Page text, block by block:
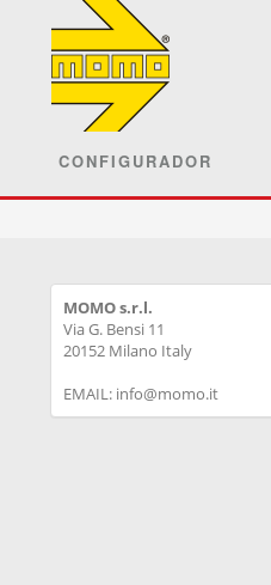
CONFIGURADOR
MOMO s.r.l.
Via G. Bensi 11
20152 Milano Italy
EMAIL: info@momo.it